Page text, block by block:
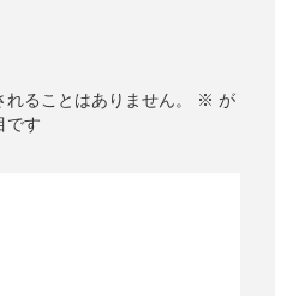
ることはありません。 ※ が
です